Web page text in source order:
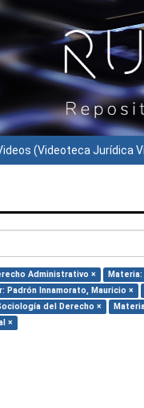
(Videoteca Jurídica
Administrativo × Materia:
Padrón Innamorato, Mauricio ×
del Derecho ×
×